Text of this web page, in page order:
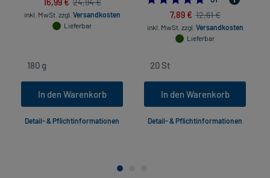
24,94 €
inkl. MwSt. zzgl. Versandkosten
Lieferbar
In den Warenkorb
Detail- & Pflichtinformationen
7,89 € 12,61 €
inkl. MwSt. zzgl. Versandkosten
Lieferbar
In den Warenkorb
Detail- & Pflichtinformationen